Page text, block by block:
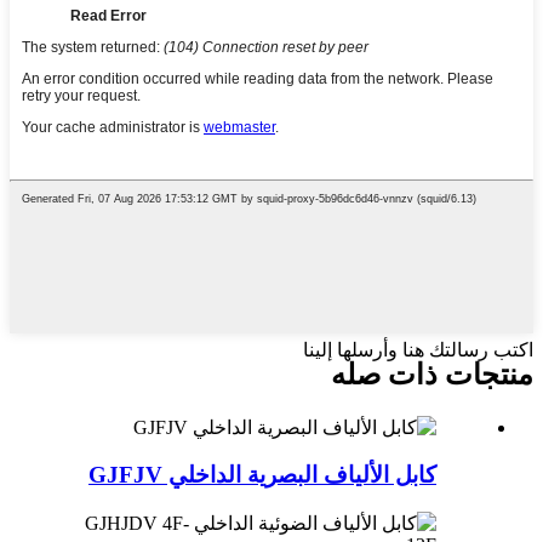
اكتب رسالتك هنا وأرسلها إلينا
منتجات ذات صله
كابل الألياف البصرية الداخلي GJFJV